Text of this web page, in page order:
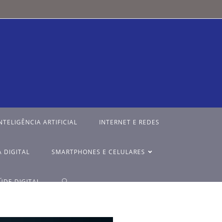
ARTIFICIAL INTERNET E REDES
DIGITAL SMARTPHONES E CELULARES
DIGITAL